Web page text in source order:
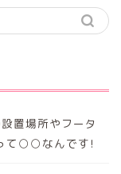
置場所やフータ
て○○なんです!